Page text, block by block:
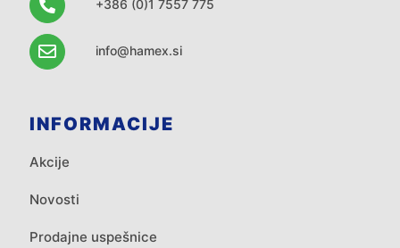
+386 (0)1 7557 775
info@hamex.si
INFORMACIJE
Akcije
Novosti
Prodajne uspešnice